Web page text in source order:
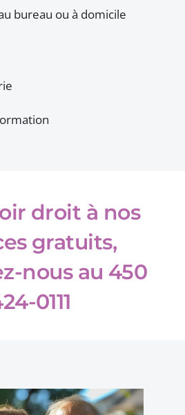
bureau ou à domicile
droit à nos
gratuits,
nous au 450
0111